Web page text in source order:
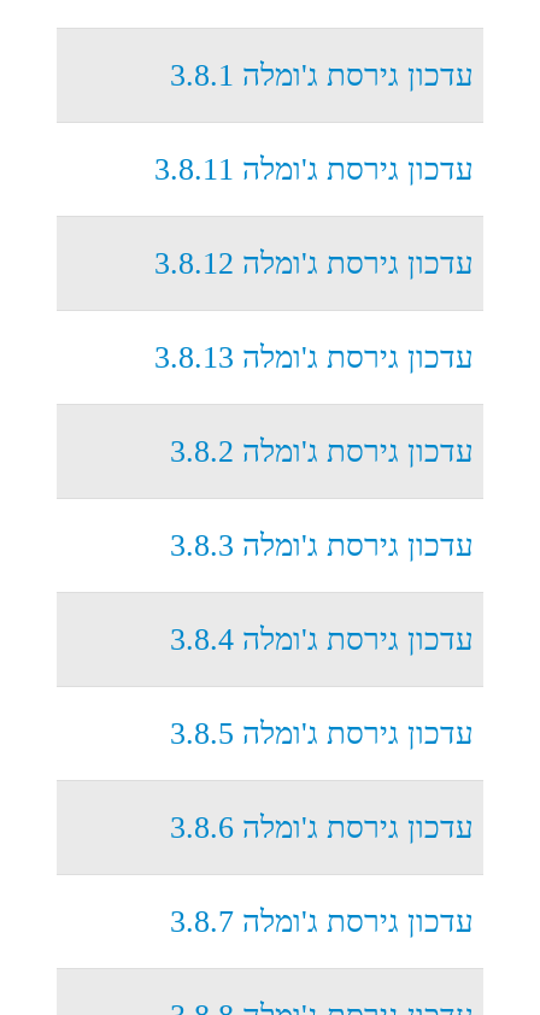
עדכון גירסת ג'ומלה 3.8.1
עדכון גירסת ג'ומלה 3.8.11
עדכון גירסת ג'ומלה 3.8.12
עדכון גירסת ג'ומלה 3.8.13
עדכון גירסת ג'ומלה 3.8.2
עדכון גירסת ג'ומלה 3.8.3
עדכון גירסת ג'ומלה 3.8.4
עדכון גירסת ג'ומלה 3.8.5
עדכון גירסת ג'ומלה 3.8.6
עדכון גירסת ג'ומלה 3.8.7